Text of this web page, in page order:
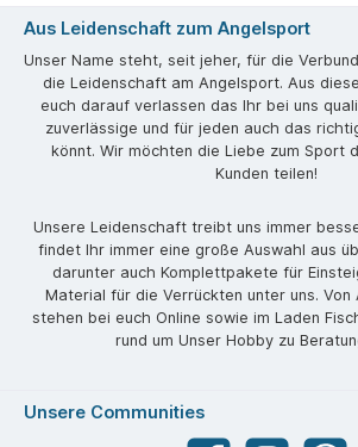
Aus Leidenschaft zum Angelsport
Unser Name steht, seit jeher, für die
die Leidenschaft am Angelsport. Aus
euch darauf verlassen das Ihr bei uns
zuverlässige und für jeden auch das
könnt. Wir möchten die Liebe zum Sport
Kunden teilen!
Unsere Leidenschaft treibt uns immer
findet Ihr immer eine große Auswahl aus
darunter auch Komplettpakete für
Material für die Verrückten unter uns. Von
stehen bei euch Online sowie im Laden
rund um Unser Hobby zu
Unsere Communities